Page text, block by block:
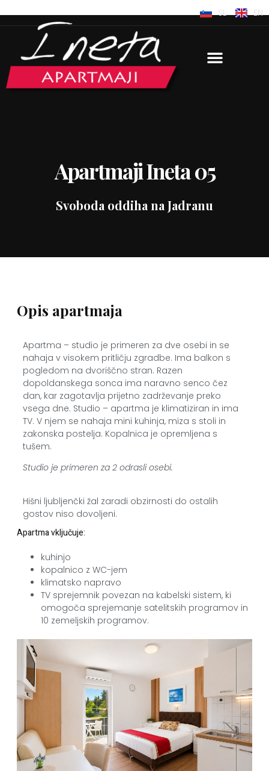
SL EN
Apartmaji Ineta 05
Svoboda oddiha na Jadranu
Opis apartmaja
Apartma – studio je primeren za dve osebi in se
nahaja v visokem pritličju zgradbe. Ima balkon s
pogledom na dvoriščno stran. Razen
dopoldanskega sonca ima naravno senco čez
dan, kar zagotavlja prijetno zadrževanje preko
vsega dne. Studio – apartma je klimatiziran in ima
TV. V njem se nahaja mini kuhinja, miza s stoli in
zakonska postelja. Kopalnica je opremljena s
tušem.
Studio je primeren za 2 odrasli osebi.
Hišni ljubljenčki žal zaradi obzirnosti do ostalih
gostov niso dovoljeni.
Apartma vključuje:
kuhinjo
kopalnico z WC-jem
klimatsko napravo
TV sprejemnik povezan na kabelski sistem, ki
omogoča sprejemanje satelitskih programov in
10 zemeljskih programov.